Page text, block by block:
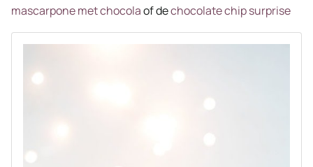
mascarpone met chocolaof dechocolate chip surprise